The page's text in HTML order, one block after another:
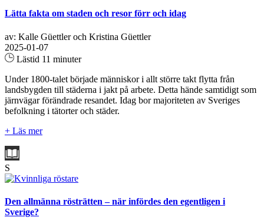
Lätta fakta om staden och resor förr och idag
av: Kalle Güettler och Kristina Güettler
2025-01-07
Lästid 11 minuter
Under 1800-talet började människor i allt större takt flytta från
landsbygden till städerna i jakt på arbete. Detta hände samtidigt som
järnvägar förändrade resandet. Idag bor majoriteten av Sveriges
befolkning i tätorter och städer.
+ Läs mer
S
Den allmänna rösträtten – när infördes den egentligen i
Sverige?